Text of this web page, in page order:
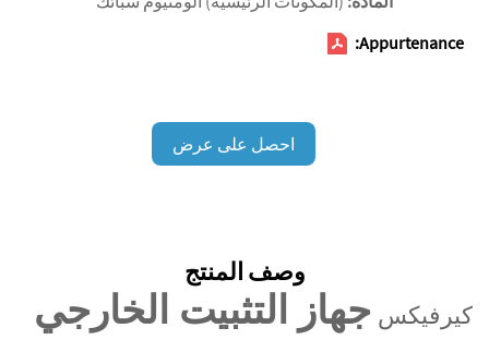
Appurtenance:
احصل على عرض
وصف المنتج
كيرفيكس جهاز التثبيت الخارجي